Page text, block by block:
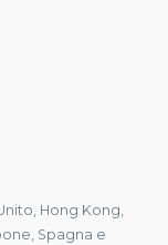
Hong Kong,
Spagna e